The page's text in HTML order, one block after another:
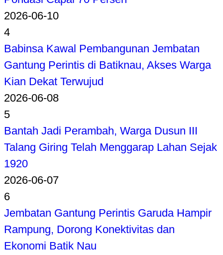
2026-06-10
4
Babinsa Kawal Pembangunan Jembatan
Gantung Perintis di Batiknau, Akses Warga
Kian Dekat Terwujud
2026-06-08
5
Bantah Jadi Perambah, Warga Dusun III
Talang Giring Telah Menggarap Lahan Sejak
1920
2026-06-07
6
Jembatan Gantung Perintis Garuda Hampir
Rampung, Dorong Konektivitas dan
Ekonomi Batik Nau